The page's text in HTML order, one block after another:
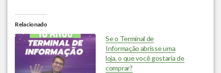
Relacionado
Se o Terminal de
Informação abrisse uma
loja, o que você gostaria de
comprar?